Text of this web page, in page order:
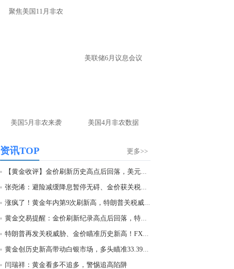
让大家第一时间获取最新策略和实时指
匿名网友-中金在线手机网：
黄金多，看到什
徐文婷：
时指导， 关注老师财经号主页：
http://mp.cnfol.com/user/58676
匿名网友-中金在线手机网：止损多少 老师
徐文婷：7美金
度。70一50？。
徐文婷：带上止损博弈，实时指导， 关注老
师财经号主页：http://mp.cnfol.com/user/58676
聚焦美国11月非农
美联储6月议息会议
美国5月非农来袭 美国4月非农数据
更多>>
资讯TOP
【黄金收评】金价刷新历史高点后回落，美元走强...
张尧浠：避险减缓降息暂停无碍、金价获关税支撑...
涨疯了！黄金年内第9次刷新高，特朗普关税威胁...
黄金交易提醒：金价刷新纪录高点后回落，特朗普...
特朗普再发关税威胁、金价瞄准历史新高！FXStre...
黄金创历史新高带动白银市场，多头瞄准33.39美...
闫瑞祥：黄金看多不追多，警惕追高陷阱